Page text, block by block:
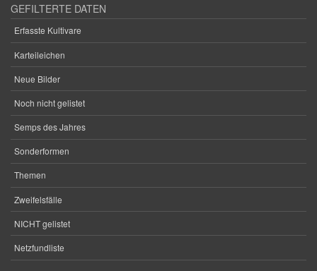
GEFILTERTE DATEN
Erfasste Kultivare
Karteileichen
Neue Bilder
Noch nicht gelistet
Semps des Jahres
Sonderformen
Themen
Zweifelsfälle
NICHT gelistet
Netzfundliste